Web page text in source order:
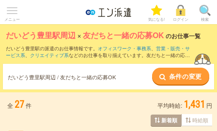
メニュー 気になる! ログイン 検索
だいどう豊里駅周辺 ×友だちと一緒の応募OK のお仕事一覧
だいどう豊里駅の派遣のお仕事情報です。 オフィスワーク・事務系、 営業・販売・サ
ービス系、 クリエイティブ系などのお仕事を取り揃えています。友だちと一緒の応募
だいどう豊里駅周辺 / 友だちと一緒の応募OK 条件の変更
全 27件 平均時給: 1,431 円
新着順 時給順